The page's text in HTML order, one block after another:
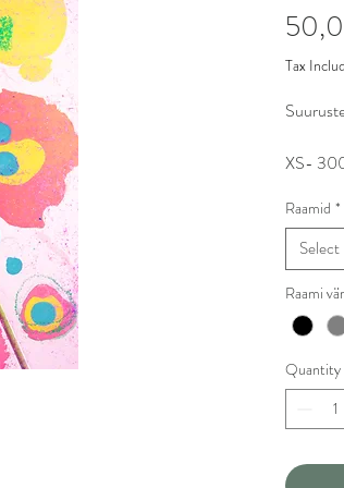
Tax
XS-
M-
L-
XL-
XXL-
XXXL-
Raamid *
Select
Raami
Quantity